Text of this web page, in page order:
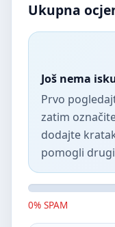
Ukupna
Još nema
Prvo
zatim
dodajte
pomogli
0% SPAM